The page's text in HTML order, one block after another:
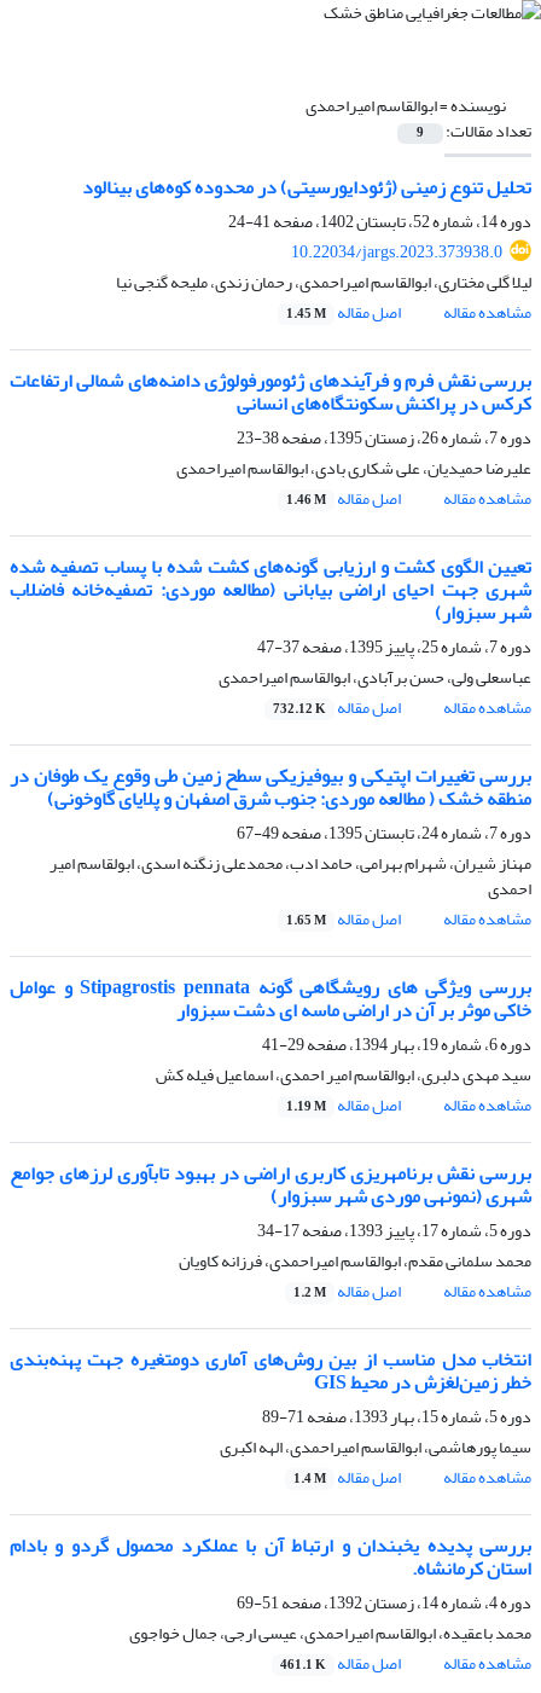
نویسنده =ابوالقاسم امیراحمدی
تعداد مقالات: 9
تحلیل تنوع زمینی (ژئودایورسیتی) در محدوده کوه‌های بینالود
دوره 14، شماره 52، تابستان 1402، صفحه
41-24
10.22034/jargs.2023.373938.0
لیلا گلی مختاری، ابوالقاسم امیراحمدی، رحمان زندی، ملیحه گنجی نیا
مشاهده مقاله
اصل مقاله 1.45 M
بررسی نقش فرم و فرآیندهای ژئومورفولوژی دامنه‌های شمالی ارتفاعات
کرکس در پراکنش سکونتگاه‌های انسانی
دوره 7، شماره 26، زمستان 1395، صفحه
38-23
علیرضا حمیدیان، علی شکاری بادی، ابوالقاسم امیراحمدی
مشاهده مقاله
اصل مقاله 1.46 M
تعیین الگوی کشت و ارزیابی گونه‌های کشت شده با پساب تصفیه شده
شهری جهت احیای اراضی بیابانی (مطالعه موردی: تصفیه‌خانه فاضلاب
شهر سبزوار)
دوره 7، شماره 25، پاییز 1395، صفحه
37-47
عباسعلی ولی، حسن برآبادی، ابوالقاسم امیراحمدی
مشاهده مقاله
اصل مقاله 732.12 K
بررسی تغییرات اپتیکی و بیوفیزیکی سطح زمین طی وقوع یک طوفان در
منطقه خشک ( مطالعه موردی: جنوب شرق اصفهان و پلایای گاوخونی)
دوره 7، شماره 24، تابستان 1395، صفحه
49-67
مهناز شیران، شهرام بهرامی، حامد ادب، محمدعلی زنگنه اسدی، ابولقاسم امیر
احمدی
مشاهده مقاله
اصل مقاله 1.65 M
بررسی ویژگی های رویشگاهی گونه Stipagrostis pennata و عوامل
خاکی موثر بر آن در اراضی ماسه ای دشت سبزوار
دوره 6، شماره 19، بهار 1394، صفحه
29-41
سید مهدی دلبری، ابوالقاسم امیر احمدی، اسماعیل فیله کش
مشاهده مقاله
اصل مقاله 1.19 M
بررسی نقش برنامهریزی کاربری اراضی در بهبود تابآوری لرزهای جوامع
شهری (نمونهی موردی شهر سبزوار)
دوره 5، شماره 17، پاییز 1393، صفحه
17-34
محمد سلمانی مقدم، ابوالقاسم امیراحمدی، فرزانه کاویان
مشاهده مقاله
اصل مقاله 1.2 M
انتخاب مدل مناسب از بین روش‌های آماری دومتغیره جهت پهنه‌بندی
خطر زمین‌لغزش در محیط GIS
دوره 5، شماره 15، بهار 1393، صفحه
71-89
سیما پورهاشمی، ابوالقاسم امیراحمدی، الهه اکبری
مشاهده مقاله
اصل مقاله 1.4 M
بررسی پدیده یخبندان و ارتباط آن با عملکرد محصول گردو و بادام
استان کرمانشاه.
دوره 4، شماره 14، زمستان 1392، صفحه
51-69
محمد باعقیده، ابوالقاسم امیراحمدی، عیسی ارجی، جمال خواجوی
مشاهده مقاله
اصل مقاله 461.1 K